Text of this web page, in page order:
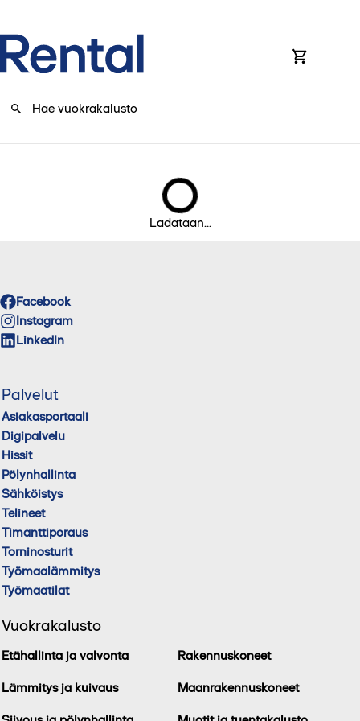
Ladataan...
Facebook
Instagram
LinkedIn
Palvelut
Asiakasportaali
Digipalvelu
Hissit
Pölynhallinta
Sähköistys
Telineet
Timanttiporaus
Torninosturit
Työmaalämmitys
Työmaatilat
Vuokrakalusto
Etähallinta ja valvonta
Lämmitys ja kuivaus
Rakennuskoneet
Maanrakennuskoneet